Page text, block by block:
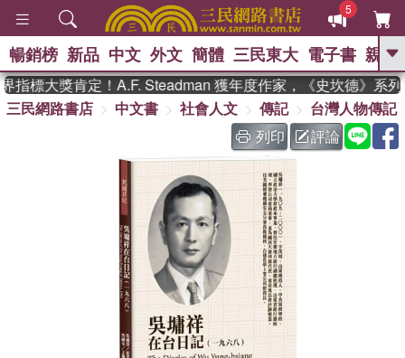
5
GO
熱搜： 東野圭吾 、 The Odyssey 、
、 如果歷史是一群喵 、 暑期
國際布克獎 臺灣漫遊錄 、 方
、 台灣的李登輝時代
孩：黎曼猜想
、 偉大的迷走神經
暢銷榜 新品 中文 外文 簡體 三民東大 電子書 親子
大獎肯定！A.F. Steadman 獲年度作家，《史坎德》系列帶
三民網路書店
中文書 社會人文 傳記
台灣人物傳記
列印
評論